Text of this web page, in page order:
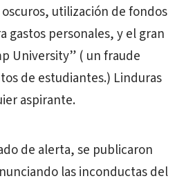
utilización de fondos
gastos personales, y el gran
University” ( un fraude
de estudiantes.) Linduras
aspirante.
de alerta, se publicaron
las inconductas del